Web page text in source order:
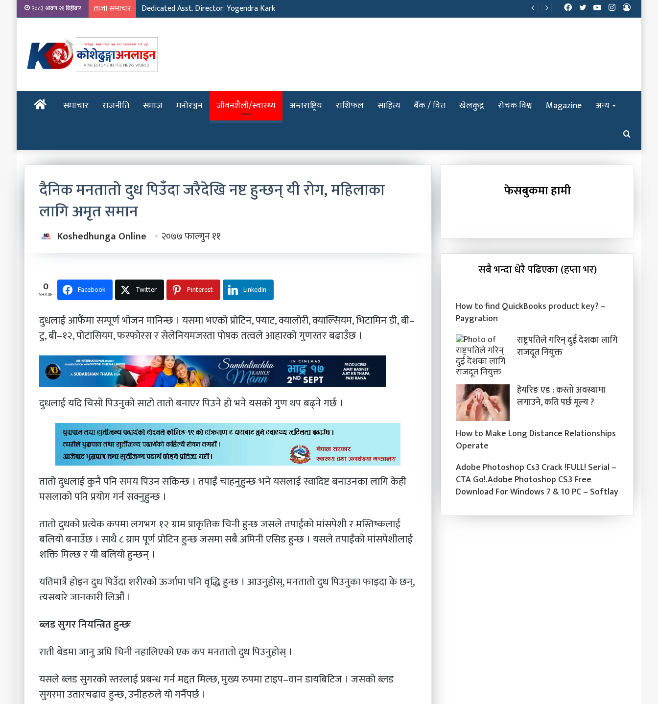
२०८३ श्रावण २१ बिहीबार ताजा समाचार Dedicated Asst. Director: Yogendra Kark
Log
Instagram
YouTube
Twitter
Facebook
होमपेजसमाचार राजनीति समाज मनोरञ्जन जीवनशैली/स्वास्थ्य अन्तराष्ट्रिय राशिफल साहित्य बैँक / वित्त खेलकुद़़ रोचक विश्व Magazine अन्य
Search
for
दैनिक मनतातो दुध पिउँदा जरैदेखि नष्ट हुन्छन् यी रोग, महिलाका
लागि अमृत समान
Koshedhunga Online २०७७ फाल्गुन ११
0
SHARE Facebook Twitter Pinterest LinkedIn
दुधलाई आफैंमा सम्पूर्ण भोजन मानिन्छ । यसमा भएको प्रोटिन, फ्याट, क्यालोरी, क्याल्सियम, भिटामिन डी, बी–
टु, बी–१२, पोटासियम, फस्फोरस र सेलेनियमजस्ता पोषक तत्वले आहारको गुणस्तर बढाउँछ ।
दुधलाई यदि चिसो पिउनुको साटो तातो बनाएर पिउने हो भने यसको गुण थप बढ्ने गर्छ ।
तातो दुधलाई कुनै पनि समय पिउन सकिन्छ । तपाईं चाहनुहुन्छ भने यसलाई स्वादिष्ट बनाउनका लागि केही
मसलाको पनि प्रयोग गर्न सक्नुहुन्छ ।
तातो दुधको प्रत्येक कपमा लगभग १२ ग्राम प्राकृतिक चिनी हुन्छ जसले तपाईंको मांसपेशी र मस्तिष्कलाई
बलियो बनाउँछ । साथै ८ ग्राम पूर्ण प्रोटिन हुन्छ जसमा सबै अमिनी एसिड हुन्छ । यसले तपाईंको मांसपेशीलाई
शक्ति मिल्छ र यी बलियो हुन्छन् ।
यतिमात्रै होइन दुध पिउँदा शरीरको ऊर्जामा पनि वृद्धि हुन्छ । आउनुहोस्, मनतातो दुध पिउनुका फाइदा के छन्,
त्यसबारे जानकारी लिऔं ।
ब्लड सुगर नियन्त्रित हुन्छः
राती बेडमा जानु अघि चिनी नहालिएको एक कप मनतातो दुध पिउनुहोस् ।
यसले ब्लड सुगरको स्तरलाई प्रबन्ध गर्न मद्दत मिल्छ, मुख्य रुपमा टाइप–वान डायबिटिज । जसको ब्लड
सुगरमा उतारचढाव हुन्छ, उनीहरुले यो गर्नैपर्छ ।
फेसबुकमा हामी
सबै भन्दा धेरै पढिएका (हप्ता भर)
How to find QuickBooks product key? –
Paygration
राष्ट्रपतिले गरिन् दुई देशका लागि
राजदूत नियुक्त
हेयरिङ एड : कस्तो अवस्थामा
लगाउने, कति पर्छ मूल्य ?
How to Make Long Distance Relationships
Operate
Adobe Photoshop Cs3 Crack !FULL! Serial –
CTA Go!.Adobe Photoshop CS3 Free
Download For Windows 7 & 10 PC – Softlay